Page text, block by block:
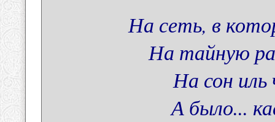
На сеть, в
На тайную
На сон иль
А было...